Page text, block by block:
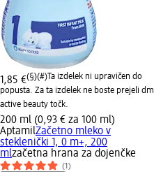
1,85 €(§)(#)Ta izdelek ni upravičen do
popusta. Za ta izdelek ne boste prejeli dm
active beauty točk.
200 ml (0,93 € za 100 ml)
AptamilZačetno mleko v
steklenički 1, 0 m+, 200
mlzačetna hrana za dojenčke
(1)